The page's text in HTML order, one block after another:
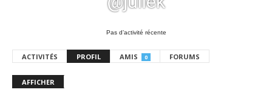
Pas d’activité récente
ACTIVITÉS PROFIL AMIS 0 FORUMS
AFFICHER